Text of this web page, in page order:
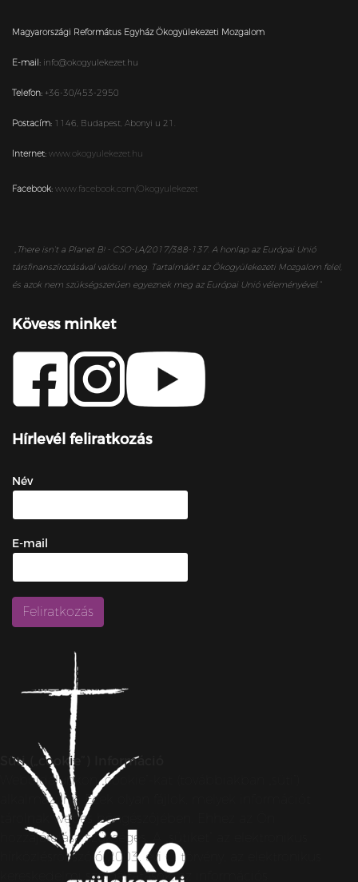
Magyarországi Református Egyház Ökogyülekezeti Mozgalom
E-mail: info@okogyulekezet.hu
Telefon: +36-30/453-2950
Postacím: 1146, Budapest, Abonyi u 21.
Internet: www.okogyulekezet.hu
Facebook: www.facebook.com/Okogyulekezet
„ There isn’t a Planet B! - CSO-LA/2017/388-137. A honlap az Európai Unió
társfinanszírozásával valósul meg. Tartalmáért az Ökogyülekezeti Mozgalom felel,
és azok nem szükségszerűen egyeznek meg az Európai Unió véleményével.”
Kövess minket
Hírlevél feliratkozás
Név
E-mail
Süti („cookie”) Információ
Weboldalunkon „cookie”-kat (továbbiakban „süti”)
alkalmazunk. Ezek olyan fájlok, melyek információt
tárolnak webes böngészőjében. Ehhez az Ön
hozzájárulása szükséges. A „sütiket” az elektronikus
hírközlésről szóló 2003. évi C. törvény, az elektronikus
kereskedelmi szolgáltatások, az információs